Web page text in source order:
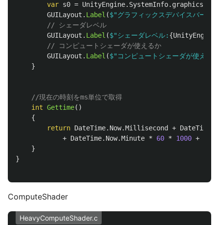
var s0 = UnityEngine. SystemInfo.
GUILayout . Label ($"グラフィックスデバイスバージ
// シェーダレベル
GUILayout . Label ($"シェーダレベル: {UnityEngine
// コンピュートシェーダが使えるか
GUILayout . Label ($"コンピュートシェーダが使える
}
//現在の時刻をms単位で取得
int Gettime()
{
return DateTime. Now.Millisecond + DateTime
+ DateTime. Now.Minute * 60 * 1000 +
}
}
ComputeShader
HeavyComputeShader.c